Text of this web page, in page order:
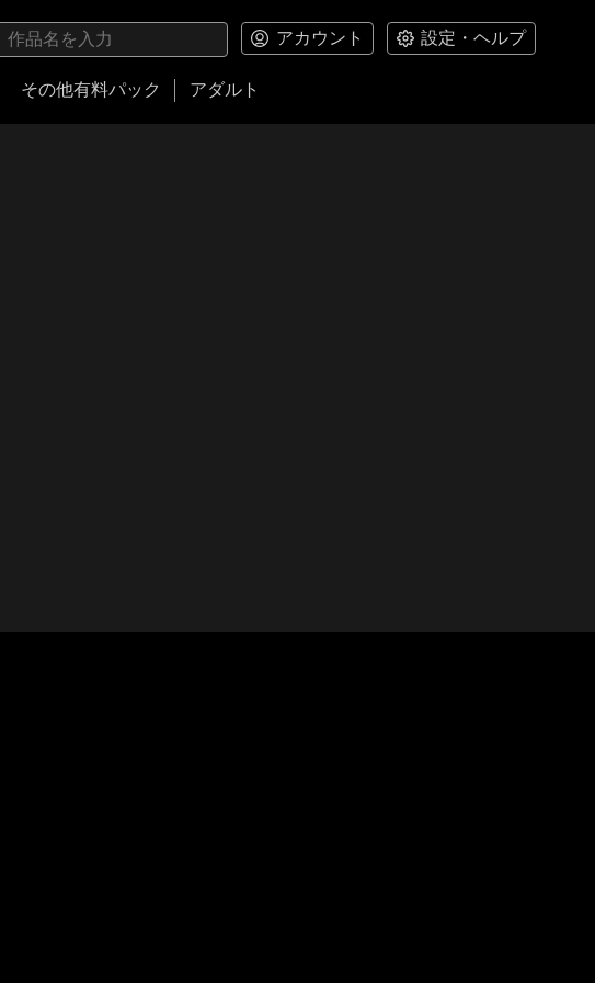
アカウント 設定・ヘルプ
その他有料パック アダルト